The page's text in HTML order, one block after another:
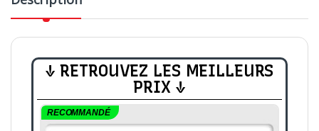
↓ RETROUVEZ LES MEILLEURS
PRIX ↓
RECOMMANDÉ